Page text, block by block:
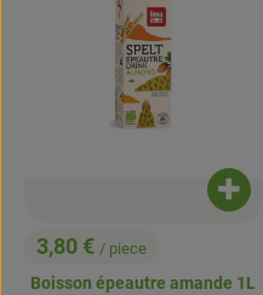
, Prix:
3,80 € / piece
Boisson épeautre amande 1L